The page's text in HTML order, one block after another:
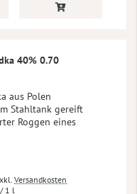
40% 0.70
aus Polen
Stahltank gereift
Roggen eines
Versandkosten
/ 1 l